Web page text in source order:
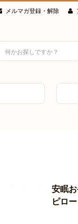
メルマガ登録・解除
安眠
ピロー